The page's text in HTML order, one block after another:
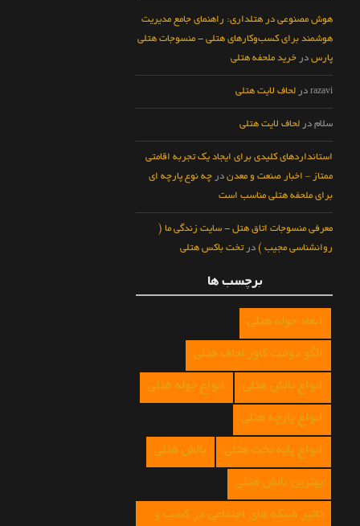
هوش مصنوعی در هتلداری: راهنمای جامع مدیریت
هوشمند برای کسب‌وکارهای هتلی - منسوجات هتلی
پارس در خرید ملحفه هتلی
razavi در لحاف لایت هتلی
سلام در لحاف لایت هتلی
استانداردهای کلیدی برای ایجاد یک تجربه اقامتی
ممتاز – اخبار صنعت و معدن در چه نوع پارچه ای
برای ملحفه هتلی مناسب است
معرفی منسوجات اتاق هتل - سایت زندگی ما (
روانشناسی مجیب ) درتخت باکس هتلی
برچسب ها
ابعاد حوله هتلی
الگو دوخت کاور لحاف هتلی
انواع بالش هتلی انواع حوله هتلی
انواع پارچه هتلی
انواع پایه تخت هتلی بالش هتلی
بهترین بالش هتلی
تاثیر شبکه های اجتماعی در کسب و